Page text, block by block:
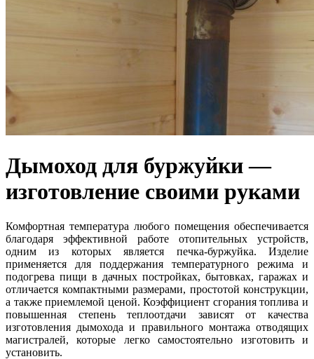
Дымоход для буржуйки —
изготовление своими руками
Комфортная температура любого помещения обеспечивается
благодаря эффективной работе отопительных устройств,
одним из которых является печка-буржуйка. Изделие
применяется для поддержания температурного режима и
подогрева пищи в дачных постройках, бытовках, гаражах и
отличается компактными размерами, простотой конструкции,
а также приемлемой ценой. Коэффициент сгорания топлива и
повышенная степень теплоотдачи зависят от качества
изготовления дымохода и правильного монтажа отводящих
магистралей, которые легко самостоятельно изготовить и
установить.